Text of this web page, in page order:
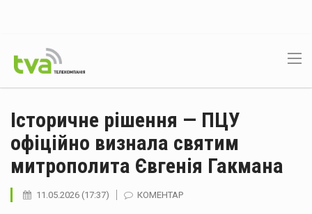
Історичне рішення — ПЦУ
офіційно визнала святим
митрополита Євгенія Гакмана
11.05.2026 (17:37) КОМЕНТАР